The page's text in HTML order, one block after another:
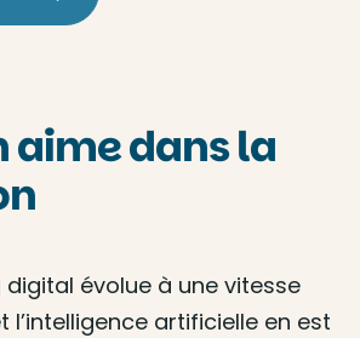
aime dans la
digital évolue à une vitesse
l’intelligence artificielle en est